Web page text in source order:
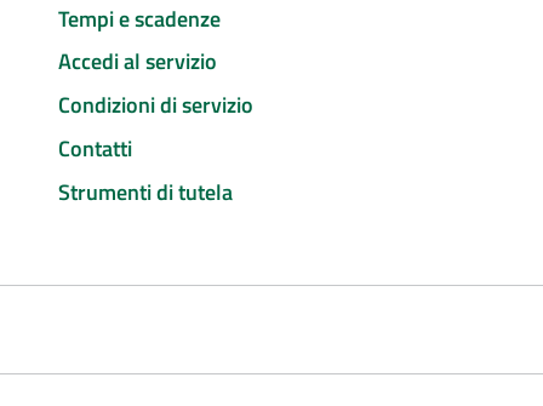
Tempi e scadenze
Accedi al servizio
Condizioni di servizio
Contatti
Strumenti di tutela